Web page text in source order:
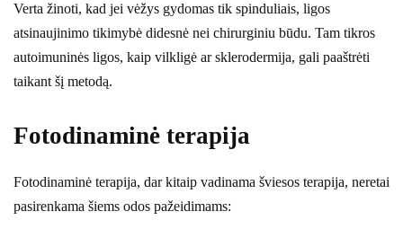
Verta žinoti, kad jei vėžys gydomas tik spinduliais, ligos
atsinaujinimo tikimybė didesnė nei chirurginiu būdu. Tam tikros
autoimuninės ligos, kaip vilkligė ar sklerodermija, gali paaštrėti
taikant šį metodą.
Fotodinaminė terapija
Fotodinaminė terapija, dar kitaip vadinama šviesos terapija, neretai
pasirenkama šiems odos pažeidimams: